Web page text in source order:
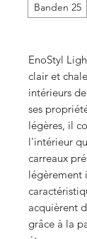
Banden 25
EnoStyl
clair et
intérieurs
ses
légères, il
l'intérieur
carreaux
légèrement
acquièrent
grâce à la